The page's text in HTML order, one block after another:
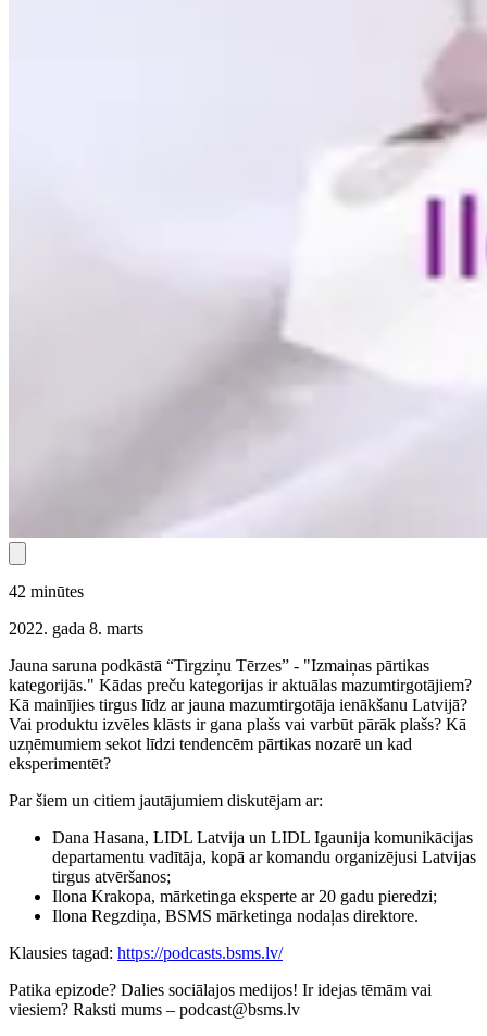
42 minūtes
2022. gada 8. marts
Jauna saruna podkāstā “Tirgziņu Tērzes” - "Izmaiņas pārtikas
kategorijās." Kādas preču kategorijas ir aktuālas mazumtirgotājiem?
Kā mainījies tirgus līdz ar jauna mazumtirgotāja ienākšanu Latvijā?
Vai produktu izvēles klāsts ir gana plašs vai varbūt pārāk plašs? Kā
uzņēmumiem sekot līdzi tendencēm pārtikas nozarē un kad
eksperimentēt?
Par šiem un citiem jautājumiem diskutējam ar:
Dana Hasana, LIDL Latvija un LIDL Igaunija komunikācijas
departamentu vadītāja, kopā ar komandu organizējusi Latvijas
tirgus atvēršanos;
Ilona Krakopa, mārketinga eksperte ar 20 gadu pieredzi;
Ilona Regzdiņa, BSMS mārketinga nodaļas direktore.
Klausies tagad: https://podcasts.bsms.lv/
Patika epizode? Dalies sociālajos medijos! Ir idejas tēmām vai
viesiem? Raksti mums – podcast@bsms.lv